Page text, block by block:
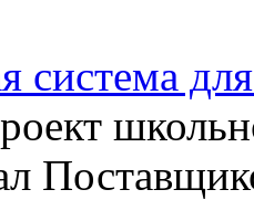
система